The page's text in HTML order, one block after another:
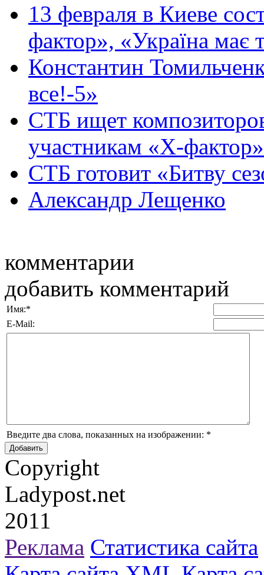
13 февраля в Киеве
фактор», «Україна має
Константин
все!-5»
СТБ ищет
участникам «Х-
СТБ готовит «Битву
Александр Лещенко
комментарии
добавить комментарий
Имя:*
E-Mail:
Введите два слова, показанных на изображении: *
Copyright
Ladypost.net
2011
Реклама Статистика сайта